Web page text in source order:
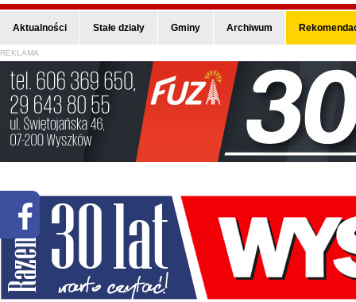
Aktualności Stałe działy Gminy Archiwum
REKLAMA